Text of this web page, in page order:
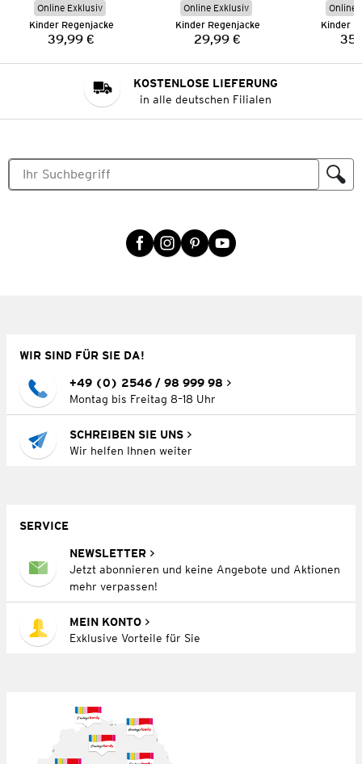
Online Exklusiv
Kinder Regenjacke
Preis:
39,99 €
Online Exklusiv
Kinder Regenjacke
Preis:
29,99 €
Online
Kinder
KOSTENLOSE LIEFERUNG
in alle deutschen Filialen
WIR SIND FÜR SIE DA!
+49 (0) 2546 / 98 999 98
Montag bis Freitag 8–18 Uhr
SCHREIBEN SIE UNS
Wir helfen Ihnen weiter
SERVICE
NEWSLETTER
Jetzt abonnieren und keine Angebote und Aktionen
mehr verpassen!
MEIN KONTO
Exklusive Vorteile für Sie